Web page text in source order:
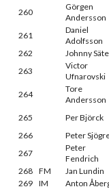
260
Görgen
Andersson
261
Daniel
Adolfsson
262
Johnny
263
Victor
Ufnarovski
264
Tore
Andersson
265 Per Björck
266
Peter
267
Peter
Fendrich
268 FM Jan Lundin
269 IM Anton